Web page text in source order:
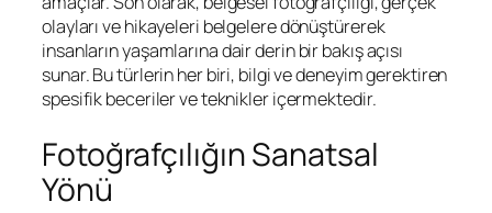
olayları ve hikayeleri belgelere dönüştürerek
insanların yaşamlarına dair derin bir bakış açısı
sunar. Bu türlerin her biri, bilgi ve deneyim gerektiren
spesifik beceriler ve teknikler içermektedir.
Fotoğrafçılığın Sanatsal
Yönü